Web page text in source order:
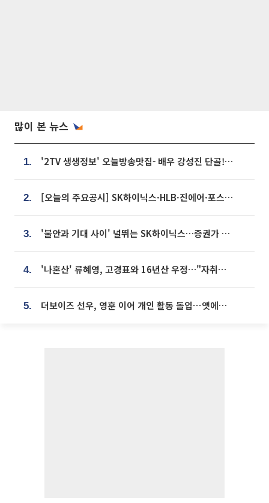
많이 본 뉴스
1. '2TV 생생정보' 오늘방송맛집- 배우 강성진 단골! 쌀국수ㆍ푸팟퐁 커리 맛집 '블○○○'
2. [오늘의 주요공시] SK하이닉스·HLB·진에어·포스코홀딩스·네이버·대우건설 등
3. '불안과 기대 사이' 널뛰는 SK하이닉스…증권가 "HBM4·LTA 기반 펀터멘털 견고"
4. '나혼산' 류혜영, 고경표와 16년산 우정…"자취방서 부모님과 마주쳐"
5. 더보이즈 선우, 영훈 이어 개인 활동 돌입⋯앳에어리어와 전속계약